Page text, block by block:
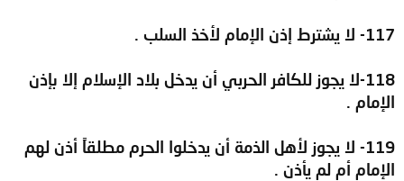
117- لا يشترط إذن الإمام لأخذ السلب .
118-لا يجوز للكافر الحربي أن يدخل بلاد الإسلام إلا بإذن
الإمام .
119- لا يجوز لأهل الذمة أن يدخلوا الحرم مطلقاً أذن لهم
الإمام أم لم يأذن .